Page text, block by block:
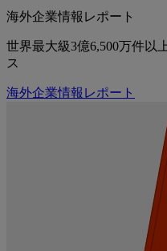
海外企業情報レポート
世界最大級3億6,500万件以
ス
海外企業情報レポート